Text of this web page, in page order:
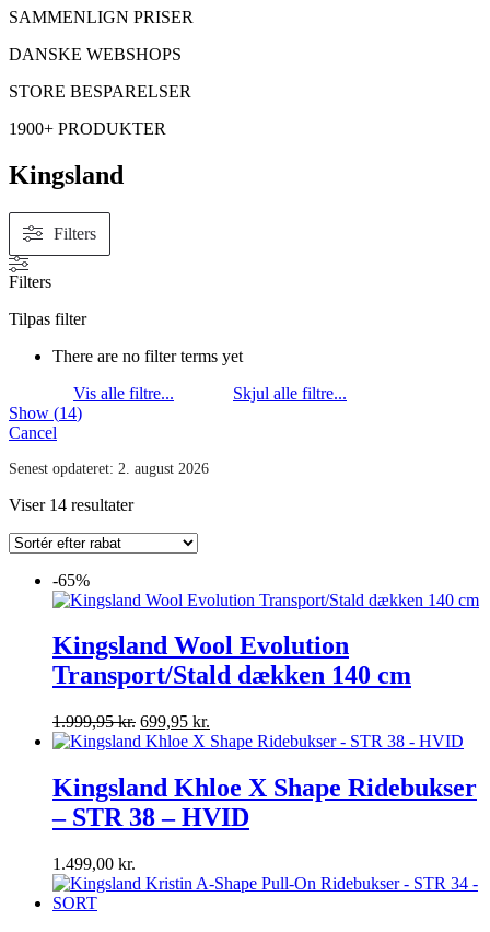
SAMMENLIGN PRISER
DANSKE WEBSHOPS
STORE BESPARELSER
1900+ PRODUKTER
Kingsland
Filters
Filters
Tilpas filter
There are no filter terms yet
Show (14)
Cancel
Senest opdateret: 2. august 2026
Viser 14 resultater
-65%
Kingsland Wool Evolution
Transport/Stald dækken 140 cm
1.999,95kr. Den
oprindelige
var:
1.999,95 kr..
699,95 kr.
aktuelle
er:
699,95 kr..
Kingsland Khloe X Shape Ridebukser
– STR 38 – HVID
1.499,00 kr.